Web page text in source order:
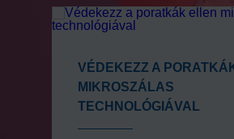
VÉDEKEZZ A
MIKROSZÁLAS
TECHNOLÓGIÁVAL